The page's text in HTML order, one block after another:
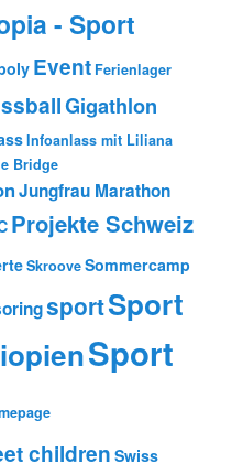
- Sport
Event Ferienlager
Gigathlon
Infoanlass mit Liliana
Bridge
Jungfrau Marathon
Projekte Schweiz
SkrooveSommercamp
sportSport
Sport
children Swiss